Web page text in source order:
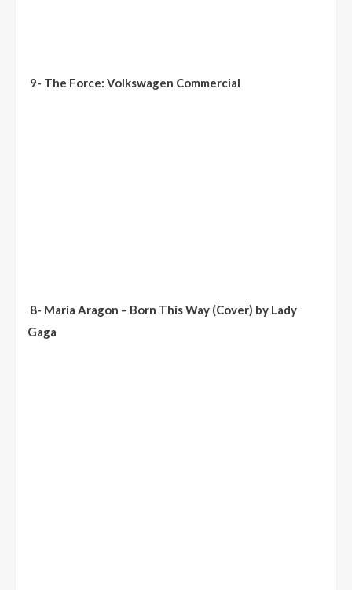
9- The Force: Volkswagen Commercial
8- Maria Aragon – Born This Way (Cover) by Lady
Gaga